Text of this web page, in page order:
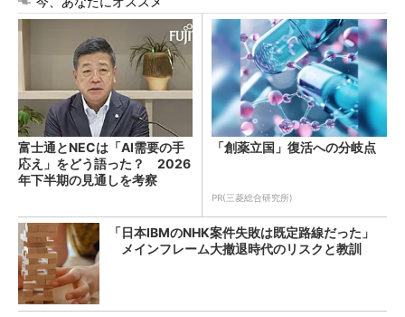
富士通とNECは「AI需要の手
応え」をどう語った？ 2026
年下半期の見通しを考察
「創薬立国」復活への分岐点
PR(三菱総合研究所)
「日本IBMのNHK案件失敗は既定路線だった」
メインフレーム大撤退時代のリスクと教訓